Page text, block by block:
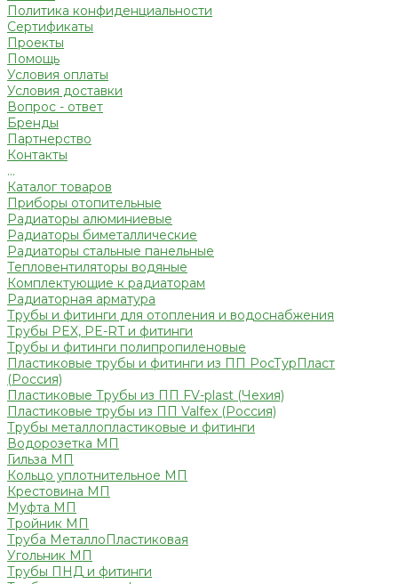
Политика конфиденциальности
Сертификаты
Проекты
Помощь
Условия оплаты
Условия доставки
Вопрос - ответ
Бренды
Партнерство
Контакты
...
Каталог товаров
Приборы отопительные
Радиаторы алюминиевые
Радиаторы биметаллические
Радиаторы стальные панельные
Тепловентиляторы водяные
Комплектующие к радиаторам
Радиаторная арматура
Трубы и фитинги для отопления и водоснабжения
Трубы PEX, PE-RT и фитинги
Трубы и фитинги полипропиленовые
Пластиковые трубы и фитинги из ПП РосТурПласт
(Россия)
Пластиковые Трубы из ПП FV-plast (Чехия)
Пластиковые трубы из ПП Valfex (Россия)
Трубы металлопластиковые и фитинги
Водорозетка МП
Гильза МП
Кольцо уплотнительное МП
Крестовина МП
Муфта МП
Тройник МП
Труба МеталлоПластиковая
Угольник МП
Трубы ПНД и фитинги